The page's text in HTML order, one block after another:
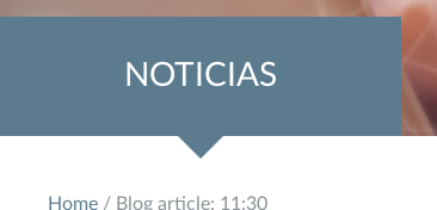
NOTICIAS
Home / Blog article: 11:30